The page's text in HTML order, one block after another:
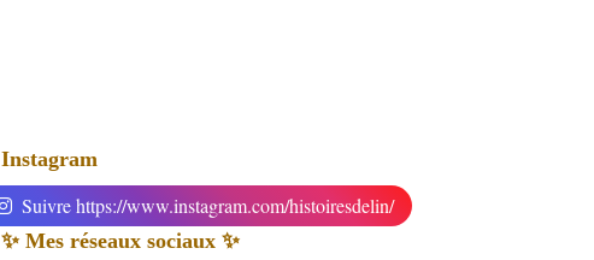
Instagram
Suivre https://www.instagram.com/histoiresdelin/
✨ Mes réseaux sociaux ✨